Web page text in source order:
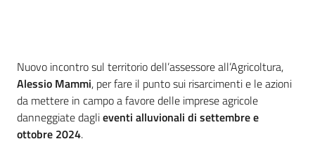
Introduzione
Nuovo incontro sul territorio dell’assessore all’Agricoltura,
Alessio Mammi, per fare il punto sui risarcimenti e le azioni
da mettere in campo a favore delle imprese agricole
danneggiate daglieventi alluvionali di settembre e
ottobre 2024.